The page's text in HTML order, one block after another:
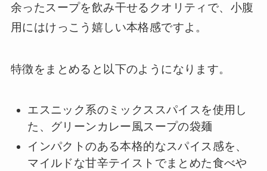
余ったスープを飲み干せるクオリティで、小腹
用にはけっこう嬉しい本格感ですよ。
特徴をまとめると以下のようになります。
エスニック系のミックススパイスを使用し
た、グリーンカレー風スープの袋麺
インパクトのある本格的なスパイス感を、
マイルドな甘辛テイストでまとめた食べや